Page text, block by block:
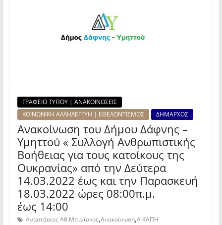
ΓΡΑΦΕΙΟ ΤΥΠΟΥ | ΑΝΑΚΟΙΝΩΣΕΙΣ
ΚΟΙΝΩΝΙΚΗ ΑΛΛΗΛΕΓΓΥΗ | ΕΘΕΛΟΝΤΙΣΜΟΣ
ΔΗΜΑΡΧΟΣ
Ανακοίνωση του Δήμου Δάφνης –
Υμηττού « Συλλογή Ανθρωπιστικής
Βοήθειας για τους κατοίκους της
Ουκρανίας» από την Δεύτερα
14.03.2022 έως και την Παρασκευή
18.03.2022 ώρες 08:00π.μ.
έως 14:00
Αναστάσιος Αθ.Μπινίσκος,Ανακοίνωση,Α ΚΑΠΗ